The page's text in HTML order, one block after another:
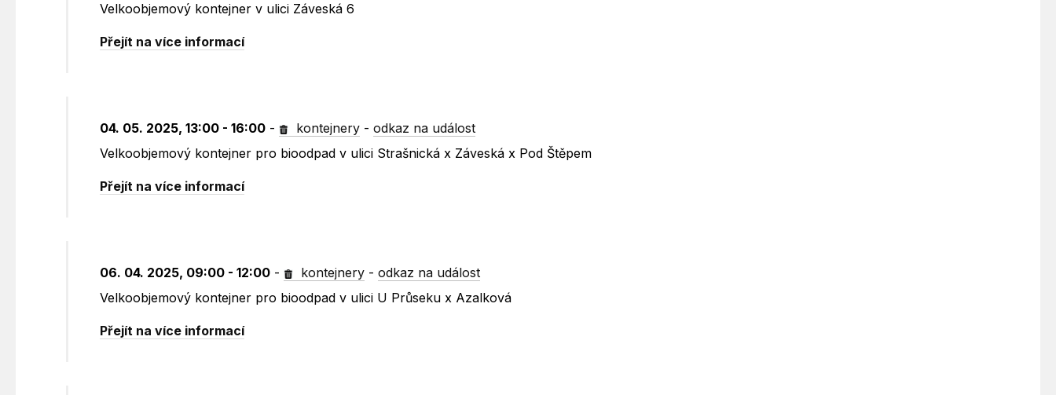
Velkoobjemový kontejner v ulici Záveská 6
Přejít na více informací
04. 05. 2025, 13:00 - 16:00 - kontejnery -odkaz na událost
Velkoobjemový kontejner pro bioodpad v ulici Strašnická x Záveská x Pod Štěpem
Přejít na více informací
06. 04. 2025, 09:00 - 12:00 - kontejnery -odkaz na událost
Velkoobjemový kontejner pro bioodpad v ulici U Průseku x Azalková
Přejít na více informací